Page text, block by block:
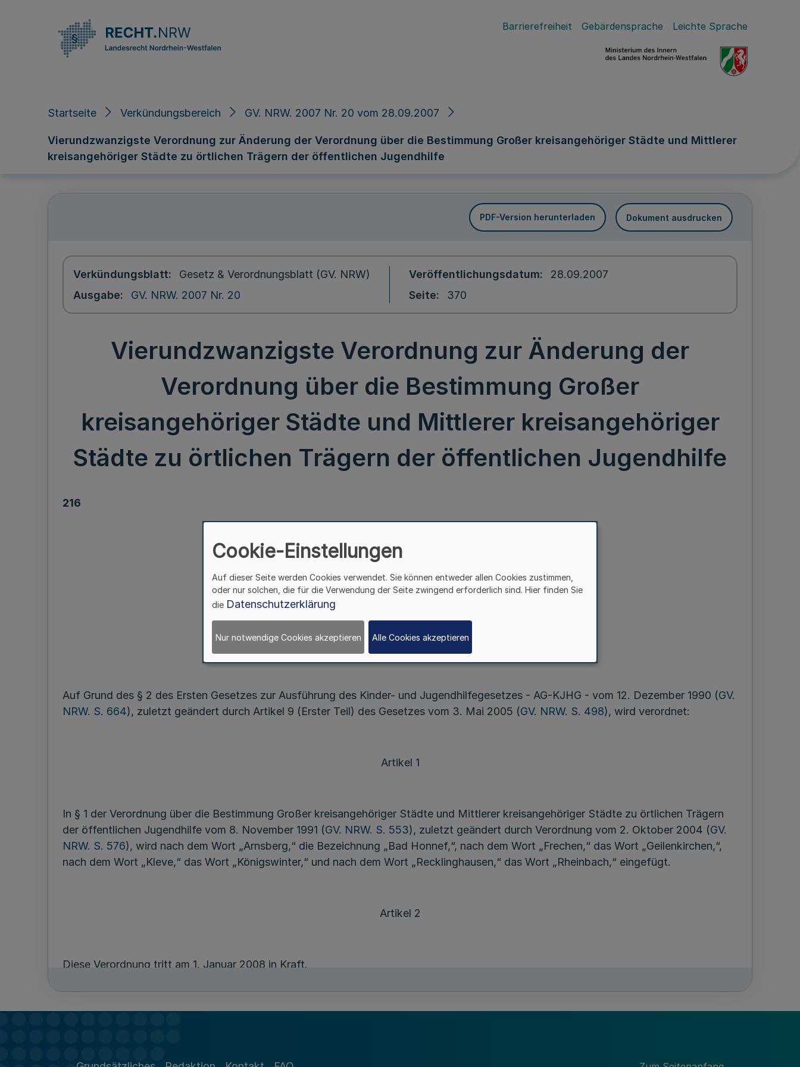
Barrierefreiheit Gebärdensprache Leichte Sprache
Startseite Verkündungsbereich GV. NRW. 2007 Nr. 20 vom 28.09.2007
Vierundzwanzigste Verordnung zur Änderung der Verordnung über die Bestimmung Großer kreisangehöriger Städte und Mittlerer
kreisangehöriger Städte zu örtlichen Trägern der öffentlichen Jugendhilfe
PDF-Version herunterladen Dokument ausdrucken
Verkündungsblatt
Gesetz & Verordnungsblatt (GV. NRW)
Ausgabe
GV. NRW. 2007 Nr. 20
Veröffentlichungsdatum
28.09.2007
Seite
370
Vierundzwanzigste Verordnung zur Änderung der
Verordnung über die Bestimmung Großer
kreisangehöriger Städte und Mittlerer kreisangehöriger
Städte zu örtlichen Trägern der öffentlichen Jugendhilfe
216
zur Änderung der Verordnung
über die Bestimmung Großer kreisangehöriger Städte
und Mittlerer kreisangehöriger Städte
zu örtlichen Trägern der öffentlichen Jugendhilfe
Vom 5 . September 2007
Auf Grund des § 2 des Ersten Gesetzes zur Ausführung des Kinder- und Jugendhilfegesetzes - AG-KJHG - vom 12. Dezember 1990 (GV.
NRW. S. 664), zuletzt geändert durch Artikel 9 (Erster Teil) des Gesetzes vom 3. Mai 2005 (GV. NRW. S. 498), wird verordnet:
Artikel 1
In § 1 der Verordnung über die Bestimmung Großer kreisangehöriger Städte und Mittlerer kreisangehöriger Städte zu örtlichen Trägern
der öffentlichen Jugendhilfe vom 8. November 1991 (GV. NRW. S. 553), zuletzt geändert durch Verordnung vom 2. Oktober 2004 (GV.
NRW. S. 576), wird nach dem Wort „Arnsberg,“ die Bezeichnung „Bad Honnef,“, nach dem Wort „Frechen,“ das Wort „Geilenkirchen,“,
nach dem Wort „Kleve,“ das Wort „Königswinter,“ und nach dem Wort „Recklinghausen,“ das Wort „Rheinbach,“ eingefügt.
Artikel 2
Diese Verordnung tritt am 1. Januar 2008 in Kraft.
Cookie-Einstellungen
Auf dieser Seite werden Cookies verwendet. Sie können entweder allen Cookies zustimmen,
oder nur solchen, die für die Verwendung der Seite zwingend erforderlich sind. Hier finden Sie
die Datenschutzerklärung
Nur notwendige Cookies akzeptieren Alle Cookies akzeptieren